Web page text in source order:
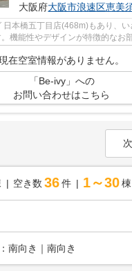
大阪府大阪市浪速区恵美
日本橋五丁目店(468m)もあり、
機能性やデザインが特徴的なお
ぶことができ...
在空室情報がありません。
「Be-ivy」への
お問い合わせはこちら
空き数 36 件 1～30
南向き｜南向き